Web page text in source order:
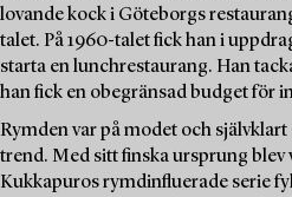
lovande kock i Göteborgs
talet. På 1960-talet fick han i
starta en lunchrestaurang. Han
han fick en obegränsad budget för
Rymden var på modet och
trend. Med sitt finska ursprung blev
Kukkapuros rymdinfluerade serie